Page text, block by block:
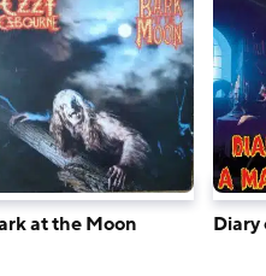
at the Moon Diary